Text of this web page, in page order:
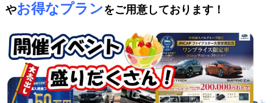
やお得なプランをご用意しております！